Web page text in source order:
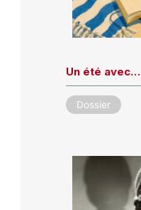
Un été avec…
Dossier